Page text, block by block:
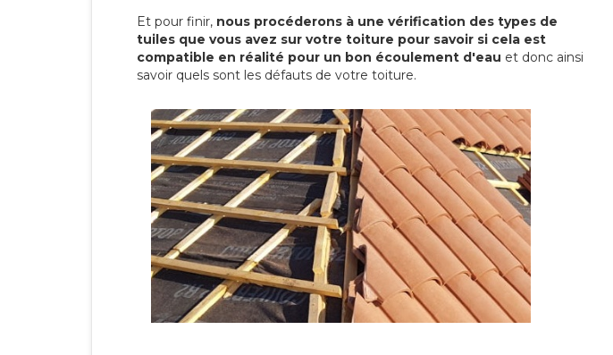
Et pour finir, nous procéderons à une vérification des types de
tuiles que vous avez sur votre toiture pour savoir si cela est
compatible en réalité pour un bon écoulement d'eau et donc ainsi
savoir quels sont les défauts de votre toiture.